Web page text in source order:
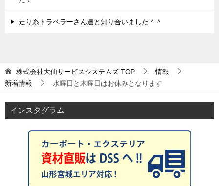
走り系トラベラーさん達と知り合いました＾＾
株式会社大仙サービスシステムズ TOP
情報
新着情報
水曜日と木曜日はお休みとなります
インスタグラム